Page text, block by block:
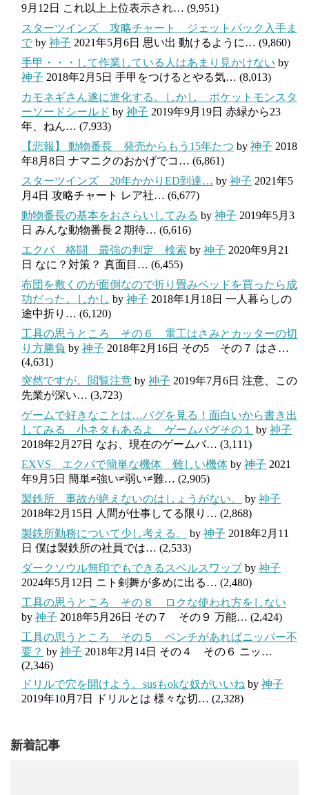
9月12日 これ以上上位表示され… (9,951)
スターツインズ 攻略チャート ジェットパック入手ま
で by 神子 2021年5月6日 思い出 動けるように… (9,860)
手甲・・・して作業している人はあまり見かけない by
神子 2018年2月5日 手甲をつけるとやる気… (8,013)
カモネギさん遂に進化する。しかし ポケットモンスタ
ーソードシールド by 神子 2019年9月19日 赤緑から23
年、ねん… (7,933)
【悲報】 動物番長 発売からもう15年たつ by 神子 2018
年8月8日 ナマニクのおかげでコ… (6,861)
スターツインズ 20年かかりED到達… by 神子 2021年5
月4日 攻略チャート レア社… (6,677)
動物番長の基本をおさらいしてみる by 神子 2019年5月3
日 みんな動物番長２期待… (6,616)
エクバ 格闘 最強の判定 検索 by 神子 2020年9月21
日 なに？対策？ 真面目… (6,455)
布団を敷くのが面倒なので折り畳みベッドを買ったら成
功だった。しかし by 神子 2018年1月18日 一人暮らしの
途中折り… (6,120)
工具の思うところ その６ 電工はさみとカッターの切
り方勝負 by 神子 2018年2月16日 その5 その７ はさ…
(4,631)
突然ですが。閲覧注意 by 神子 2019年7月6日 注意、この
先業が深い… (3,723)
ゲームで好きなことは…バグを見る！面白いから書き出
してみる 小ネタもあるよ ゲームバグその１
by 神子
2018年2月27日 なお、現在のゲームバ… (3,111)
EXVS エクバで簡単な機体 難しい機体 by 神子 2021
年9月5日 簡単≠強い≠弱い≠難… (2,905)
製鉄所 事故が絶えないのはしょうがない。
by 神子
2018年2月15日
人間が仕事してる限り… (2,868)
製鉄所勤務について少し考える。
by 神子 2018年2月11
日 僕は製鉄所の社員では… (2,533)
ダークソウル無印でもできるスペルスワップby 神子
2024年5月12日 ニト剣舞が多めに出る… (2,480)
工具の思うところ その８ ロクな使われ方をしない
by 神子 2018年5月26日 その７ その９ 万能… (2,424)
工具の思うところ その５ ペンチがあればニッパー不
要？ by 神子 2018年2月14日 その４ その６ ニッ…
(2,346)
ドリルで穴を開けよう。susもokな奴がいいね by 神子
2019年10月7日
ドリルとは 様々な切… (2,328)
新着記事